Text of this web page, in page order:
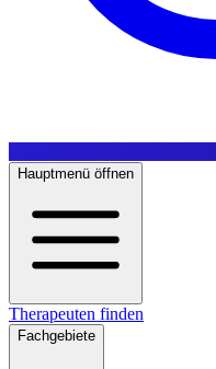
Hauptmenü öffnen
Therapeuten finden
Fachgebiete